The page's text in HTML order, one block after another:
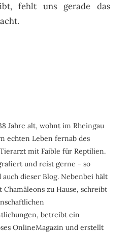
fehlt uns gerade das
Jahre alt, wohnt im Rheingau
echten Leben fernab des
mit Faible für Reptilien.
und reist gerne - so
auch dieser Blog. Nebenbei hält
Chamäleons zu Hause, schreibt
betreibt ein
OnlineMagazin und erstellt